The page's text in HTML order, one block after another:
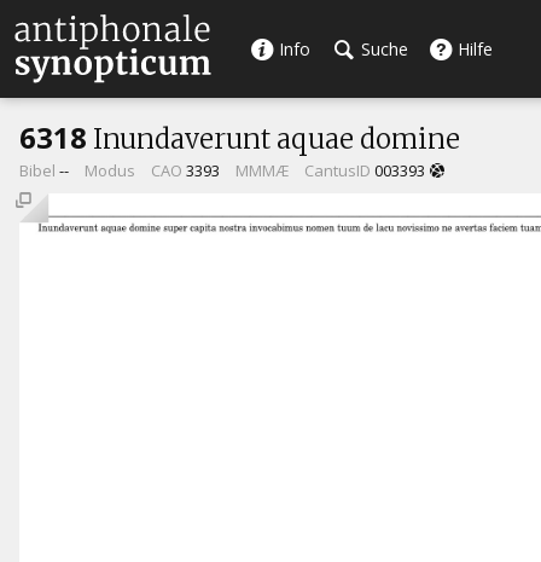
Info Suche Hilfe
6318 Inundaverunt aquae domine
Bibel -- Modus CAO 3393 MMMÆ CantusID 003393